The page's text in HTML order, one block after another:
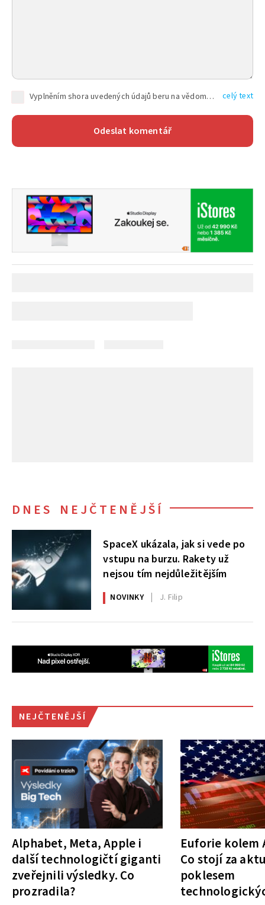
Vyplněním shora uvedených údajů beru na vědomí, že společnost TEXT FACTORY s.r.o., sídlem Brno, Durďákova 336/29, Černá Pole, PSČ: 613 00, IČ: 06157831, zapsané u Krajského soudu v Brně, oddíl C, vložka 100399, bude zpracovávat mé osobní údaje uvedené v rámci mnou vyplněného registračního formuláře na základě oprávněných zájmů TEXT FACTORY s.r.o. dle čl. 6 odst. 1 písm. f) GDPR a pro splnění právních povinností (čl. 6 odst. 1 písm. c) GDPR), a to pro tyto účely: nezbytnost zajistit oprávnění návštěvníka webových stránek provozovaných společností TEXT FACTORY s.r.o. přispívat aktivně ke zveřejněným článkům nebo v rámci diskusních fór a výkon práv TEXT FACTORY s.r.o. jako administrátora těchto diskusních fór. Více informací o zpracování osobních údajů a právech lze nalézt v celý text
DNES NEJČTENĚJŠÍ
SpaceX ukázala, jak si vede po
vstupu na burzu. Rakety už
nejsou tím nejdůležitějším
NOVINKY J. Filip
NEJČTENĚJŠÍ
Alphabet, Meta, Apple i
další technologičtí giganti
zveřejnili výsledky. Co
prozradila?
Euforie kolem
Co stojí za
poklesem